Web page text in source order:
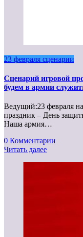
23 февраля сценарии
Сценарий игровой
будем в армии
Ведущий:23 февраля
праздник – День
Наша армия…
0 Комментарии
Читать далее